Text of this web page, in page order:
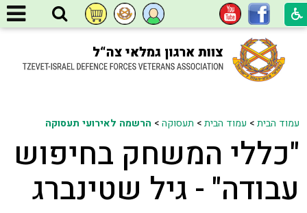
עמוד הבית> עמוד הבית> תעסוקה> הרשמה לאירועי תעסוקה
"כללי המשחק בחיפוש
עבודה" - גיל שטינברג